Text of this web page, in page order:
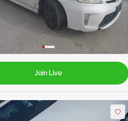
Join Live